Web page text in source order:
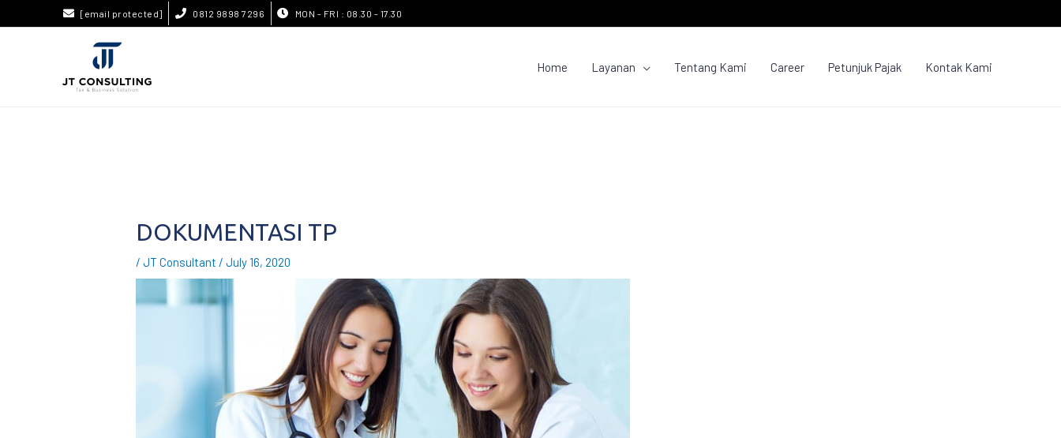
[email protected] 0812 9898 7296 MON - FRI : 08.30 - 17.30
Home Layanan Tentang Kami Career Petunjuk Pajak Kontak Kami
DOKUMENTASI TP
/JT Consultant /July 16, 2020